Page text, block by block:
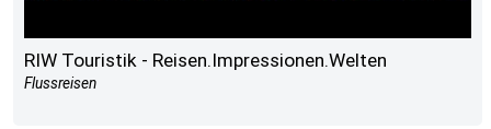
RIW Touristik - Reisen.Impressionen.Welten
Flussreisen